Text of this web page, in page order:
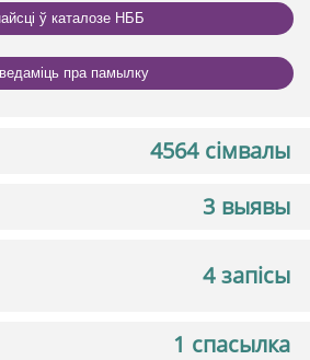
ў каталозе НББ
пра памылку
4564 сімвалы
3 выявы
4 запісы
1 спасылка